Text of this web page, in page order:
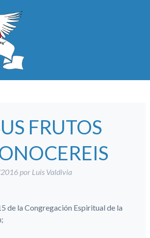
FRUTOS
por Luis Valdivia
de la Congregación Espiritual de la